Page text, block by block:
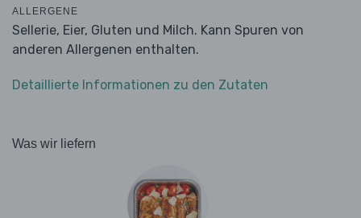
ALLERGENE
Sellerie, Eier, Gluten und Milch. Kann Spuren von
anderen Allergenen enthalten.
Detaillierte Informationen zu den Zutaten
Was wir liefern